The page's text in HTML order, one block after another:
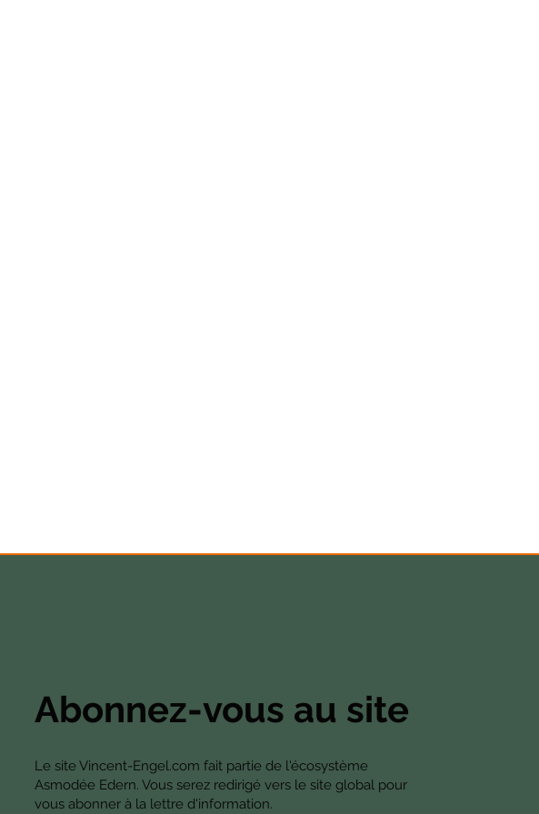
Abonnez-vous au site
Le site Vincent-Engel.com fait partie de l'écosystème
Asmodée Edern. Vous serez redirigé vers le site global pour
vous abonner à la lettre d'information.